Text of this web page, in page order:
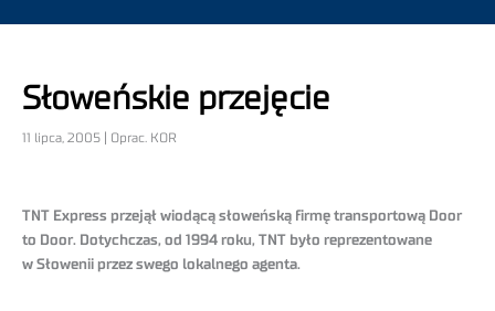
Słoweńskie przejęcie
11 lipca, 2005 | Oprac. KOR
TNT Express przejął wiodącą słoweńską firmę transportową Door
to Door. Dotychczas, od 1994 roku, TNT było reprezentowane
w Słowenii przez swego lokalnego agenta.